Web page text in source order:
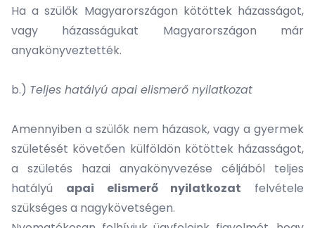
Ha a szülők Magyarországon kötöttek házasságot,
vagy házasságukat Magyarországon már
anyakönyveztették.
b.) Teljes hatályú apai elismerő nyilatkozat
Amennyiben a szülők nem házasok, vagy a gyermek
születését követően külföldön kötöttek házasságot,
a születés hazai anyakönyvezése céljából teljes
hatályú apai elismerő nyilatkozat felvétele
szükséges a nagykövetségen.